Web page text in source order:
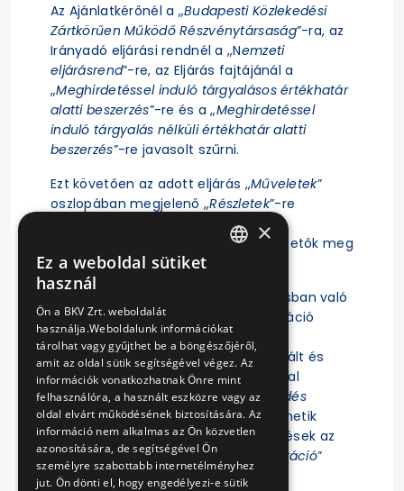
Az Ajánlatkérőnél a „Budapesti Közlekedési
Zártkörűen Működő Részvénytársaság”-ra, az
Irányadó eljárási rendnél a „Nemzeti
eljárásrend”-re, az Eljárás fajtájánál a
„Meghirdetéssel induló tárgyalásos értékhatár
alatti beszerzés”-re és a „Meghirdetéssel
induló tárgyalás nélküli értékhatár alatti
beszerzés”-re javasolt szűrni.
Ezt követően az adott eljárás „Műveletek”
oszlopában megjelenő „Részletek”-re
kattintás után érhető el az eljárás
ajánlattételi felhívása, illetve tekinthetők meg
az eljárásra vonatkozó főbb adatok.
Felhívjuk a figyelmet, hogy az eljárásban való
részvételhez az EKR-be való regisztráció
szükséges! Az eljárás további
dokumentumait az EKR-ben regisztrált és
ajánlat összeállítására jogosultsággal
rendelkező Felhasználók az „Érdeklődés
jelzése” funkció indítása után tekinthetik
meg. Az eljárással kapcsolatos kérdések az
EKR-ben erre létrehozott „
Kommunikáció”
felületen tehetők fel.
×
Ez a weboldal sütiket
használ
Ön a BKV Zrt. weboldalát
használja.Weboldalunk információkat
tárolhat vagy gyűjthet be a böngészőjéről,
amit az oldal sütik segítségével végez. Az
információk vonatkozhatnak Önre mint
felhasználóra, a használt eszközre vagy az
oldal elvárt működésének biztosítására. Az
információ nem alkalmas az Ön közvetlen
azonosítására, de segítségével Ön
személyre szabottabb internetélményhez
jut. Ön dönti el, hogy engedélyezi-e sütik